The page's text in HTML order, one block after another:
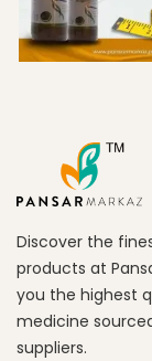
Discover the
products at
you the highest
medicine
suppliers.